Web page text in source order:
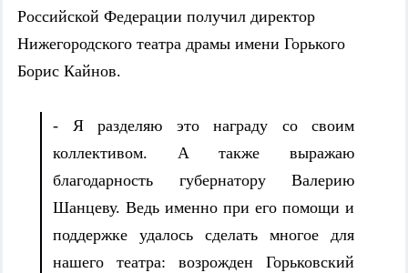
Российской Федерации получил директор
Нижегородского театра драмы имени Горького
Борис Кайнов.
- Я разделяю это награду со своим
коллективом. А также выражаю
благодарность губернатору Валерию
Шанцеву. Ведь именно при его помощи и
поддержке удалось сделать многое для
нашего театра: возрожден Горьковский